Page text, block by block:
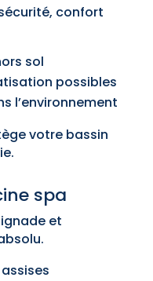
confort
sol
possibles
l’environnement
votre bassin
spa
et